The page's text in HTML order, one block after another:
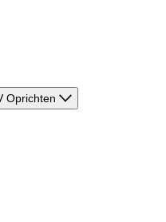
Oprichten